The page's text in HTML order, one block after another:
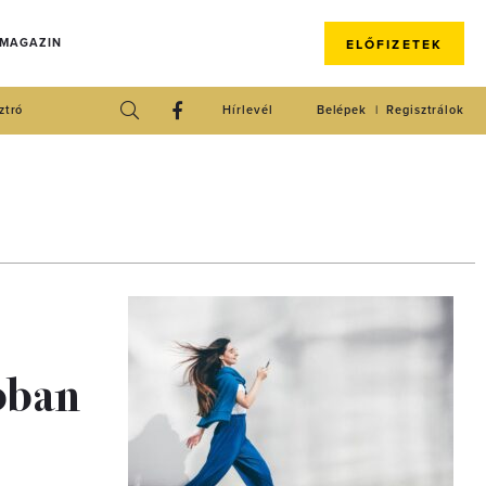
ELŐFIZETEK
Regisztrálok
Belépek
Hírlevél